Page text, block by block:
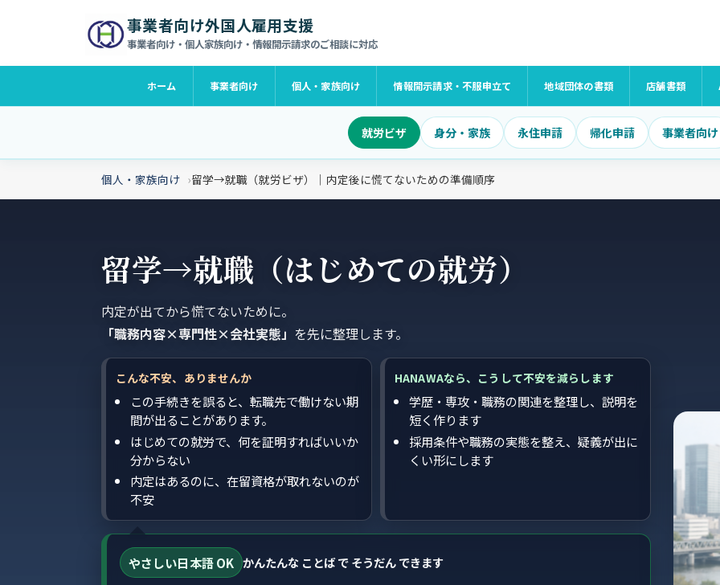
事業者向け外国人雇用支援
事業者向け・個人家族向け・情報開示請求のご相談に対応
ホーム 事業者向け 個人・家族向け 情報開示請求・不服申立て 地域団体の書類 店舗書類
就労ビザ 身分・家族 永住申請 帰化申請 事業者向け
個人・家族向け 留学→就職（就労ビザ）｜内定後に慌てないための準備順序
留学→就職（はじめての就労）
内定が出てから慌てないために。
「職務内容×専門性×会社実態」 を先に整理します。
こんな不安、ありませんか
この手続きを誤ると、転職先で働けない期
間が出ることがあります。
はじめての就労で、何を証明すればいいか
分からない
内定はあるのに、在留資格が取れないのが
不安
HANAWAなら、こうして不安を減らします
学歴・専攻・職務の関連を整理し、説明を
短く作ります
採用条件や職務の実態を整え、疑義が出に
くい形にします
やさしい日本語 OK かんたんな ことば で そうだん できます